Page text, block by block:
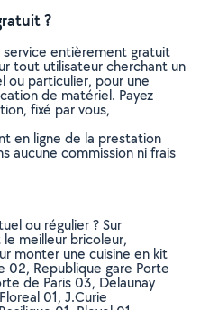
?
service entièrement gratuit
tout utilisateur cherchant un
ou particulier, pour une
de matériel. Payez
fixé par vous,
en ligne de la prestation
aucune commission ni frais
ou régulier ? Sur
meilleur bricoleur,
monter une cuisine en kit
02, Republique gare Porte
de Paris 03, Delaunay
01, J.Curie